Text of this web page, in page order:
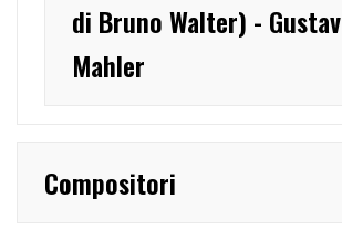
di Bruno Walter) - Gustav
Mahler
Compositori